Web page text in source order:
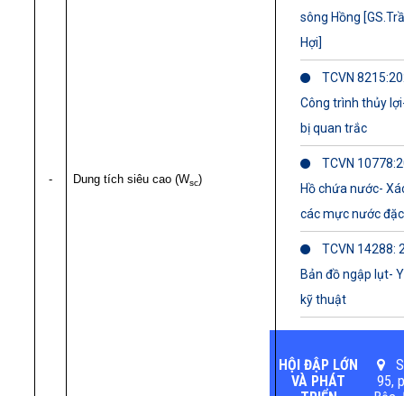
- Dung tích siêu cao (Wsc)
sông Hồng
Hợi]
TCVN
Công trình thủy
bị quan trắc
TCVN
Hồ chứa nước-
các mực nước
TCVN 14288:
Bản đồ ngập lụt-
kỹ thuật
HỘI ĐẬP LỚN
VÀ PHÁT
95,